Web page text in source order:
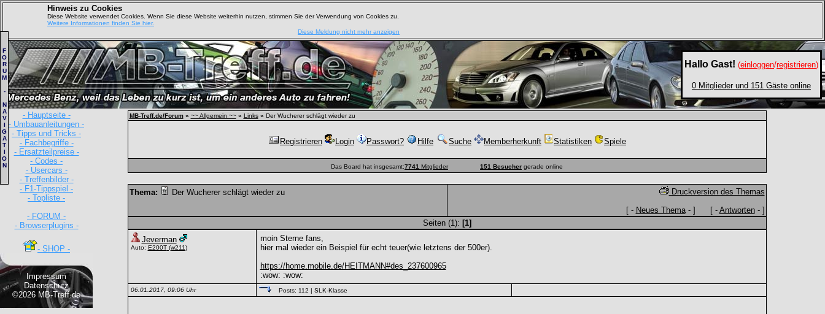
Hinweis zu Cookies
Diese Website verwendet Cookies. Wenn Sie diese Website weiterhin nutzen, stimmen Sie der Verwendung von Cookies zu.
Weitere Informationen finden Sie hier.
Diese Meldung nicht mehr anzeigen
Hallo Gast! (einloggen/registrieren)
0 Mitglieder und 151 Gäste online
- Hauptseite -
- Umbauanleitungen -
- Tipps und Tricks -
- Fachbegriffe -
- Ersatzteilpreise -
- Codes -
- Usercars -
- Treffenbilder -
- F1-Tippspiel -
- Topliste -
- FORUM -
- Browserplugins -
- SHOP -
Impressum
Datenschutz
©2026 MB-Treff.de
F
O
R
U
M
-
N
A
V
I
G
A
T
I
O
N
MB-Treff.de/Forum » ~~ Allgemein ~~ » Links » Der Wucherer schlägt wieder zu
Registrieren Login Passwort? Hilfe Suche Memberherkunft Statistiken Spiele
Das Board hat insgesamt:7741 Mitglieder 151 Besucher gerade online
Thema: Der Wucherer schlägt wieder zu
Druckversion des Themas
[ - Neues Thema- ] [ - Antworten- ]
Seiten (1): [1]
Jeverman
Auto: E200T(w211)
moin Sterne fans,
hier mal wieder ein Beispiel für echt teuer(wie letztens der 500er).
https://home.mobile.de/HEITMANN#des_237600965
:wow: :wow:
06.01.2017, 09:06 Uhr Posts: 112 | SLK-Klasse